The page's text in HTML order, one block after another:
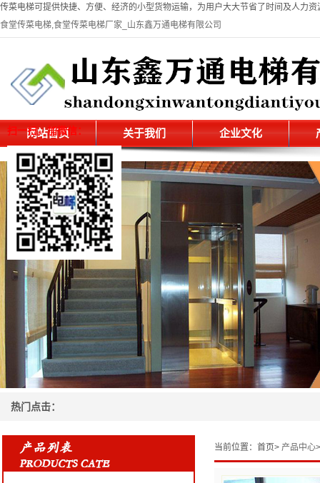
传菜电梯可提供快捷、方便、经济的小型货物运输，为用户大大节省了时间及人力
食堂传菜电梯,食堂传菜电梯厂家_山东鑫万通电梯有限公司
网站首页 关于我们 企业文化
热门点击：
当前位置： 首页> 产品中心
扫一扫，加微信：